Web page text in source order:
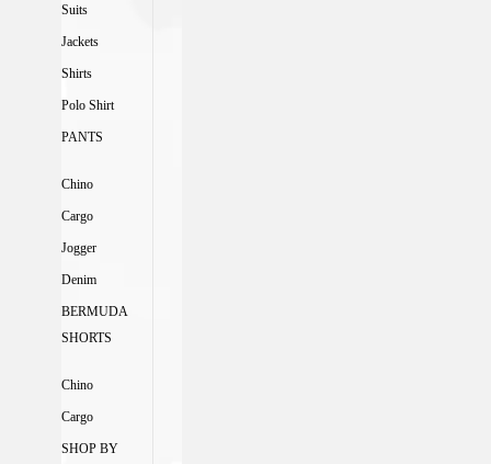
Suits
Jackets
Shirts
Polo Shirt
PANTS
Chino
Cargo
Jogger
Denim
BERMUDA
SHORTS
Chino
Cargo
SHOP BY